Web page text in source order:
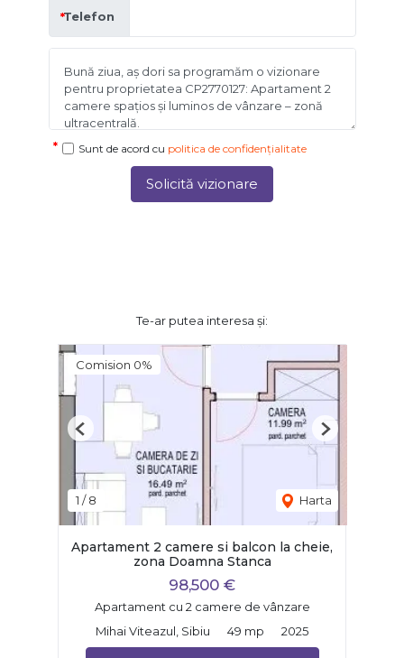
Telefon
Sunt de acord cu politica de confidențialitate
Solicită vizionare
Te-ar putea interesa și:
Comision 0%
1 /8 Harta
Previous Next
Apartament 2 camere si balcon la cheie,
zona Doamna Stanca
98,500 €
Apartament cu 2 camere de vânzare
Mihai Viteazul, Sibiu
49 mp 2025